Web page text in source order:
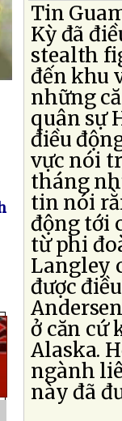
Tin
Kỳ đã
stealth
đến khu
những
quân sự
điều
vực nói
tháng
tin nói
động tới
từ phi
Langley
được
ở căn cứ
Alaska.
ngành
này đã